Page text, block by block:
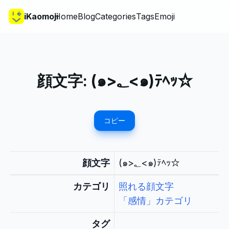
iKaomojiHomeBlogCategoriesTagsEmoji
顔文字: (๑>؂<๑)ﾃﾍｯ☆
コピー
顔文字 (๑>؂<๑)ﾃﾍｯ☆
カテゴリ
照れる顔文字
「感情」カテゴリ
タグ